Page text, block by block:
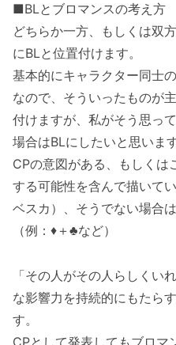
■BLとブロマンスの考え方
どちらか一方、もしくは双
にBLと位置付けます。
基本的にキャラクター同士
なので、そういったものが
付けますが、私がそう思っ
場合はBLにしたいと思います
CPの意図がある、もしくは
する可能性を含んで描いて
ベスカ）、そうでない場合
（例：♦️＋♣️など）
「その人がその人らしくい
な影響力を持続的にもたら
す。